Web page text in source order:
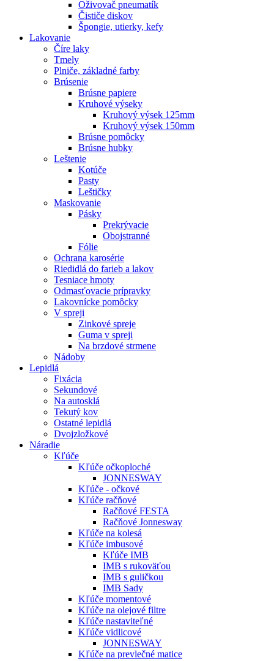
Oživovač pneumatík
Čističe diskov
Špongie, utierky, kefy
Lakovanie
Číre laky
Tmely
Plniče, základné farby
Brúsenie
Brúsne papiere
Kruhové výseky
Kruhový výsek 125mm
Kruhový výsek 150mm
Brúsne pomôcky
Brúsne hubky
Leštenie
Kotúče
Pasty
Leštičky
Maskovanie
Pásky
Prekrývacie
Obojstranné
Fólie
Ochrana karosérie
Riedidlá do farieb a lakov
Tesniace hmoty
Odmasťovacie prípravky
Lakovnícke pomôcky
V spreji
Zinkové spreje
Guma v spreji
Na brzdové strmene
Nádoby
Lepidlá
Fixácia
Sekundové
Na autosklá
Tekutý kov
Ostatné lepidlá
Dvojzložkové
Náradie
Kľúče
Kľúče očkoploché
JONNESWAY
Kľúče - očkové
Kľúče račňové
Račňové FESTA
Račňové Jonnesway
Kľúče na kolesá
Kľúče imbusové
Kľúče IMB
IMB s rukoväťou
IMB s guličkou
IMB Sady
Kľúče momentové
Kľúče na olejové filtre
Kľúče nastaviteľné
Kľúče vidlicové
JONNESWAY
Kľúče na prevlečné matice